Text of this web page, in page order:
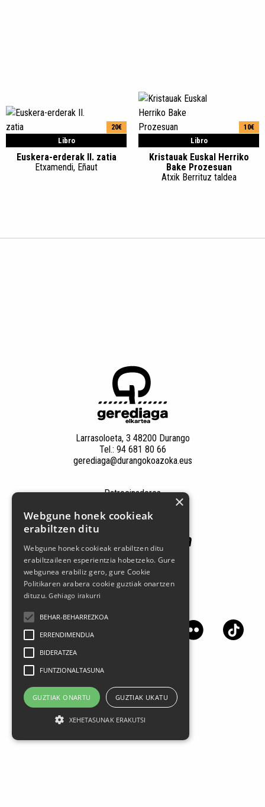
Libro
20€
Euskera-erderak II. zatia
Etxamendi, Eñaut
Libro
10€
Kristauak Euskal Herriko
Bake Prozesuan
Atxik Berrituz taldea
Larrasoloeta, 3 48200 Durango
Tel.: 94 681 80 66
gerediaga@durangokoazoka.eus
Patrocinadores ×
Webgune honek cookieak
erabiltzen ditu
Webgune honek cookieak erabiltzen ditu
erabiltzaileen esperientzia hobetzeko. Gure
webgunea erabiliz gero, gure Cookie
Politikaren arabera cookie guztiak onartzen
dituzu.Gehiago irakurri
BEHAR-BEHARREZKOA
ERRENDIMENDUA
BIDERATZEA
FUNTZIONALTASUNA
GUZTIAK ONARTU GUZTIAK UKATU
XEHETASUNAK ERAKUTSI